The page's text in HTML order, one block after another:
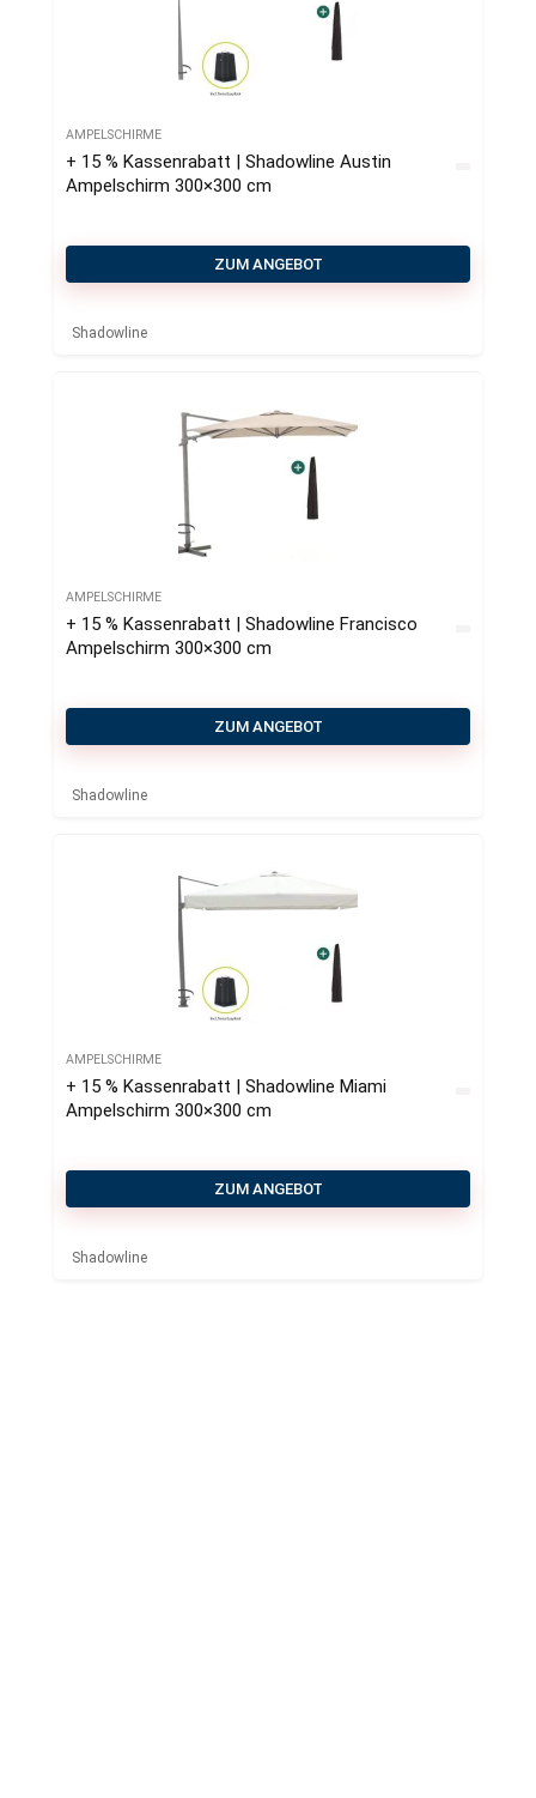
AMPELSCHIRME
+ 15 % Kassenrabatt | Shadowline Austin
Ampelschirm 300×300 cm
ZUM ANGEBOT
Shadowline
AMPELSCHIRME
+ 15 % Kassenrabatt | Shadowline Francisco
Ampelschirm 300×300 cm
ZUM ANGEBOT
Shadowline
AMPELSCHIRME
+ 15 % Kassenrabatt | Shadowline Miami
Ampelschirm 300×300 cm
ZUM ANGEBOT
Shadowline